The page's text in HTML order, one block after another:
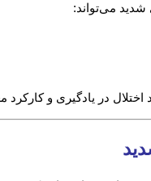
می‌تواند:
در یادگیری و کارکرد